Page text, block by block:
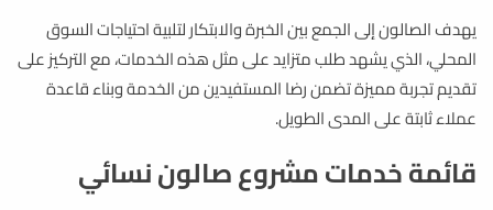
يهدف الصالون إلى الجمع بين الخبرة والابتكار لتلبية احتياجات السوق
المحلي، الذي يشهد طلب متزايد على مثل هذه الخدمات، مع التركيز على
تقديم تجربة مميزة تضمن رضا المستفيدين من الخدمة وبناء قاعدة
عملاء ثابتة على المدى الطويل.
قائمة خدمات مشروع صالون نسائي